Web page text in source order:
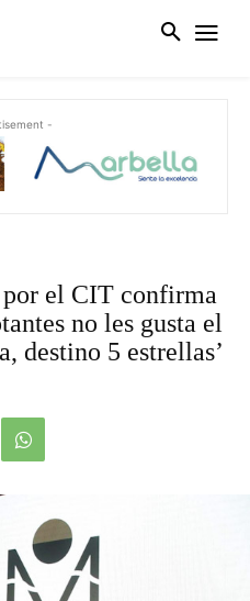
-
por el CIT confirma
no les gusta el
destino 5 estrellas’